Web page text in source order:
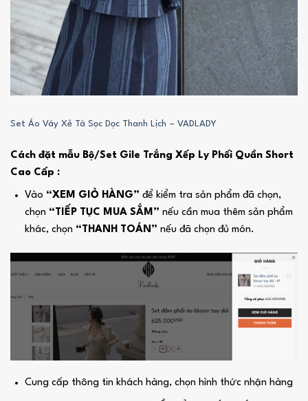
Set Áo Váy Xẻ Tà Sọc Dọc Thanh Lịch – VADLADY
Cách đặt mẫu Bộ/Set Gile Trắng Xếp Ly Phối Quần Short
Cao Cấp :
Vào “XEM GIỎ HÀNG” để kiểm tra sản phẩm đã chọn,
chọn “TIẾP TỤC MUA SẮM” nếu cần mua thêm sản phẩm
khác, chọn “THANH TOÁN” nếu đã chọn đủ món.
Cung cấp thông tin khách hàng, chọn hình thức nhận hàng